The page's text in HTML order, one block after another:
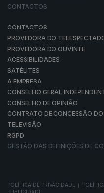
CONTACTOS
CONTACTOS
PROVEDORA DO
PROVEDORA DO OUVINTE
ACESSIBILIDADES
SATÉLITES
A EMPRESA
CONSELHO GERAL
CONSELHO DE OPINIÃO
CONTRATO DE CONCESSÃO
TELEVISÃO
RGPD
GESTÃO DAS DEFINIÇÕES DE
POLÍTICA DE PRIVACIDADE
PUBLICIDADE